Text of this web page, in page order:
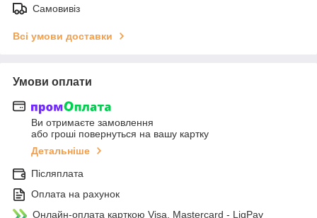
Самовивіз
Всі умови доставки
Умови оплати
Ви отримаєте замовлення
або гроші повернуться на вашу картку
Детальніше
Післяплата
Оплата на рахунок
Онлайн-оплата карткою Visa, Mastercard - LiqPay